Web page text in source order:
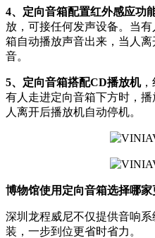
4、定向音箱配置红外感应功
放，可接任何发声设备。当
箱自动播放声音出来，当人
音。
5、定向音箱搭配CD播放机，
有人走进定向音箱下方时，
人离开后播放机自动停机。
博物馆使用定向音箱选择哪家
深圳龙程威尼不仅提供音响
装，一步到位更省时省力。